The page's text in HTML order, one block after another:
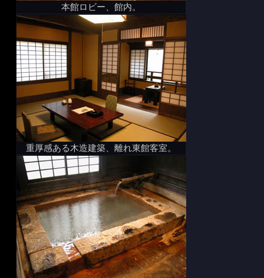
本館ロビー、館内。
重厚感ある木造建築、離れ東館客室。